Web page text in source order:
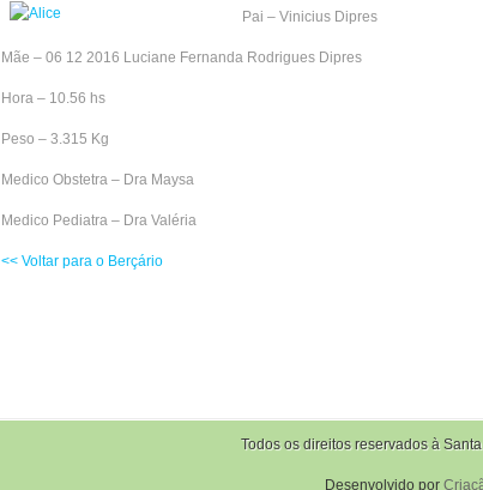
Pai – Vinicius Dipres
Mãe – 06 12 2016 Luciane Fernanda Rodrigues Dipres
Hora – 10.56 hs
Peso – 3.315 Kg
Medico Obstetra – Dra Maysa
Medico Pediatra – Dra Valéria
<< Voltar para o Berçário
Todos os direitos reservados à
Desenvolvido por